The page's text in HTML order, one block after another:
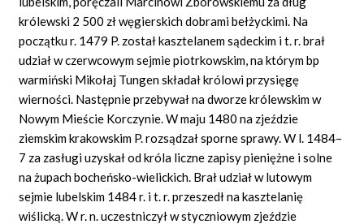
królewski 2 500 zł węgierskich dobrami bełżyckimi. Na
początku r. 1479 P. został kasztelanem sądeckim i t. r. brał
udział w czerwcowym sejmie piotrkowskim, na którym bp
warmiński Mikołaj Tungen składał królowi przysięgę
wierności. Następnie przebywał na dworze królewskim w
Nowym Mieście Korczynie. W maju 1480 na zjeździe
ziemskim krakowskim P. rozsądzał sporne sprawy. W l. 1484–
7 za zasługi uzyskał od króla liczne zapisy pieniężne i solne
na żupach bocheńsko-wielickich. Brał udział w lutowym
sejmie lubelskim 1484 r. i t. r. przeszedł na kasztelanię
wiślicką. W r. n. uczestniczył w styczniowym zjeździe